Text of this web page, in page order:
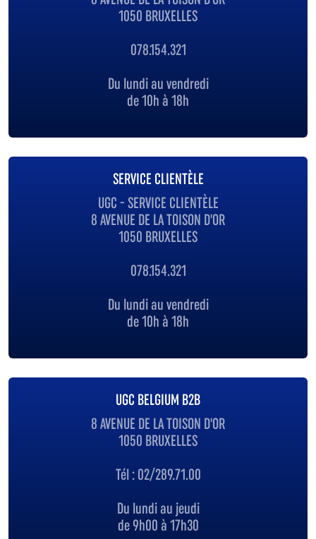
1050 BRUXELLES
078.154.321
Du lundi au vendredi
de 10h à 18h
SERVICE CLIENTÈLE
UGC - SERVICE CLIENTÈLE
8 AVENUE DE LA TOISON D'OR
1050 BRUXELLES
078.154.321
Du lundi au vendredi
de 10h à 18h
UGC BELGIUM B2B
8 AVENUE DE LA TOISON D'OR
1050 BRUXELLES
Tél : 02/289.71.00
Du lundi au jeudi
de 9h00 à 17h30